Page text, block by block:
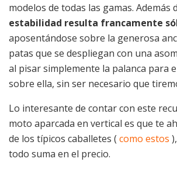
modelos de todas las gamas. Además
estabilidad resulta francamente
aposentándose sobre la generosa
patas que se despliegan con una
al pisar simplemente la palanca para
sobre ella, sin ser necesario que
Lo interesante de contar con este
moto aparcada en vertical es que te
de los típicos caballetes ( como estos
todo suma en el precio.